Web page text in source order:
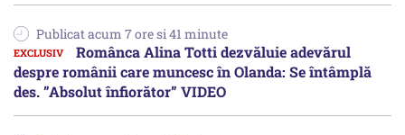
Publicat acum 7 ore si 41 minute
Românca Alina Totti dezvăluie adevărul
despre românii care muncesc în Olanda: Se întâmplă
des. ”Absolut înfiorător” VIDEO